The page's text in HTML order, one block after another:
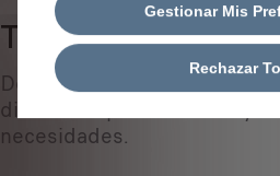
Terminales de
Descubre todos los
diseñados ​​para tu coche y
necesidades.
Gestionar Mis
Rechazar